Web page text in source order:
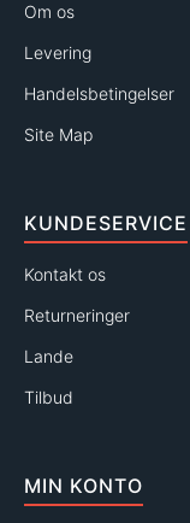
Om os
Levering
Handelsbetingelser
Site Map
KUNDESERVICE
Kontakt os
Returneringer
Lande
Tilbud
MIN KONTO